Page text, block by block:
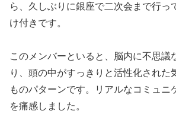
ら、久しぶりに銀座で二次会まで行っ
け付きです。
このメンバーといると、脳内に不思議
り、頭の中がすっきりと活性化された
ものパターンです。リアルなコミュニ
を痛感しました。